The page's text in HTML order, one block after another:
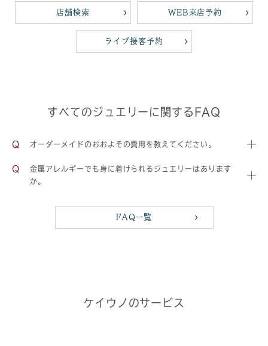
店舗検索 WEB来店予約
ライブ接客予約
すべてのジュエリーに関するFAQ
オーダーメイドのおおよその費用を教えてください。
金属アレルギーでも身に着けられるジュエリーはあります
か。
FAQ一覧
ケイウノのサービス